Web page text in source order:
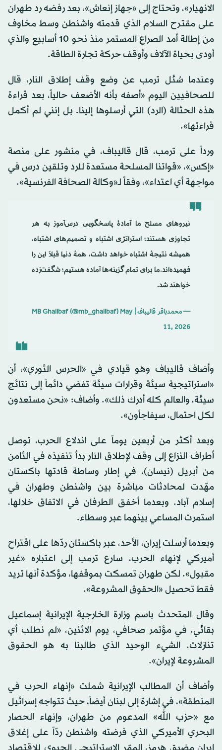
الانهيار»، وتحتاج إلى «جهاز إنعاش»، بعد رفضه رد طهران
على مقترح السلام الذي قدمته واشنطن وسط مخاوف
من إطالة أمد الصراع المستمر منذ نحو 10 أسابيع والذي
أودى بحياة الآلاف وأوقف حركة تجارة الطاقة.
وعندما سُئل ترمب عن وضع وقف إطلاق النار، قال
للصحافيين اليوم «أصفه بأنه الأضعف حالياً، بعد قراءة
هذه الحثالة (الرد) التي أرسلوها إلينا. بل إنني لم أكمل
قراءتها».
ورداً على ترمب، قال قاليباف، في منشور على منصة
«إكس»، «قواتنا المسلحة مستعدة للرد وتلقين درس في
مواجهة أي اعتداء»، وفقاً لـ«وكالة الصحافة الفرنسية».
نیروهای مسلح ما آمادهٔ پاسخگویی درس‌آموز به هر
تجاوزی هستند؛ استراتژی اشتباه و تصمیم‌های اشتباه،
همیشه نتیجهٔ اشتباه خواهد داشت، همهٔ دنیا قبلاً این را
فهمیده‌اند.ما برای تمام گزینه‌ها آماده هستیم؛ شگفت‌زده
خواهند شد.
— محمدباقر قالیباف | MB Ghalibaf (@mb_ghalibaf)May
11, 2026
وأضاف قاليباف وهو قيادي في «الحرس الثوري»، أن
«استراتيجية سيئة وقرارات سيئة تفضي دائماً إلى نتائج
سيئة، والعالم كله أدرك ذلك». وأضاف: «نحن مستعدون
لكل احتمال، سيفاجأون».
وبعد أكثر من أربعين يوماً على اندلاع الحرب، توصل
أطراف النزاع إلى وقف لإطلاق النار بدأ تنفيذه في الثامن
من أبريل (نيسان)، في إطار وساطة قادتها باكستان
مهّدت لمحادثات مباشرة بين واشنطن وطهران في
إسلام آباد. وبعدما أخفق الطرفان في الاتفاق خلالها،
استمرت المساعي بينهما عبر وسطاء.
وبعدما أرسلت إيران، الأحد، عبر باكستان ردّها على اقتراح
أميركي لإنهاء الحرب، سارع ترمب إلى اعتباره «غير
مقبول». لكن طهران تمسكت بموقفها، مؤكدة أنها تريد
فقط تحصيل «الحقوق المشروعة».
وقال المتحدث باسم وزارة الخارجية الإيرانية إسماعيل
بقائي، في مؤتمر صحافي، يوم الاثنين، «لم نطلب أي
تنازلات. الشيء الوحيد الذي طالبنا به هو الحقوق
المشروعة لإيران».
وأضاف أن المطالب الإيرانية شملت «إنهاء الحرب في
المنطقة»، في إشارة إلى لبنان أيضاً، حيث تتواجه إسرائيل
مع «حزب الله» المدعوم من طهران، وإنهاء الحصار
البحري الأميركي الذي فرضته واشنطن ردّاً على إغلاق